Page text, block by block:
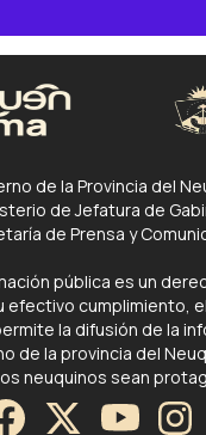
de la Provincia del
de Jefatura de
de Prensa y
pública es un
efectivo cumplimiento,
la difusión de la
de la provincia del
neuquinos sean